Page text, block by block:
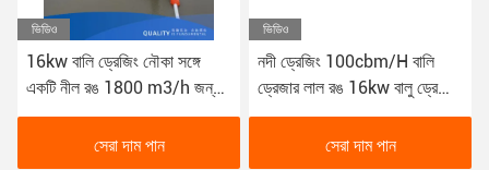
ভিডিও
নদী ড্রেজিং 100cbm/H বালি
ড্রেজার লাল রঙ 16kw বালু ড্রেজিং
নৌকা
সেরা দাম পান
ভিডিও
নদীর ড্রেজিংয়ের জন্য ৪২ মিটার লম্বা
২০ ইঞ্চি বালির ড্রেজিং সরঞ্জাম
সেরা দাম পান